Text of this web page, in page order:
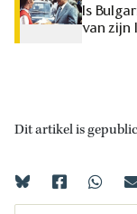
Is
van zijn
Dit artikel is